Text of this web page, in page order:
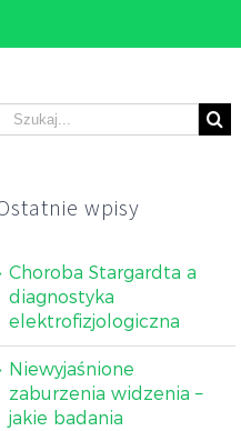
wpisy
Choroba Stargardta a
diagnostyka
elektrofizjologiczna
Niewyjaśnione
zaburzenia widzenia –
jakie badania